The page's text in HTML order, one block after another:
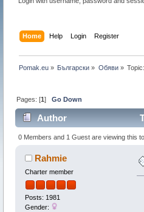
Home Help Login Register
Pomak.eu » Български » Oбяви»
Pages: [1]Go Down
Author
0 Members and 1 Guest are viewing this
Rahmie
Charter member
Posts: 1981
Gender: